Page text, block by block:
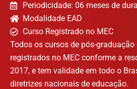
Periodicidade: 06 meses de
Modalidade EAD
Curso Registrado no MEC
Todos os cursos de pós-
registrados no MEC conforme a
2017, e tem validade em todo o
diretrizes nacionais de educação.